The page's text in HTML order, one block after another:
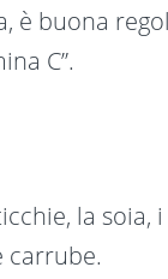
è buona
C”.
la soia,
carrube.